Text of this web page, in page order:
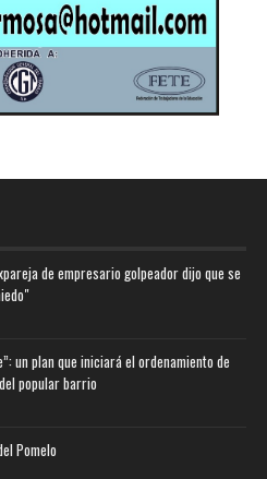
de empresario golpeador dijo que se
un plan que iniciará el ordenamiento de
popular barrio
Pomelo